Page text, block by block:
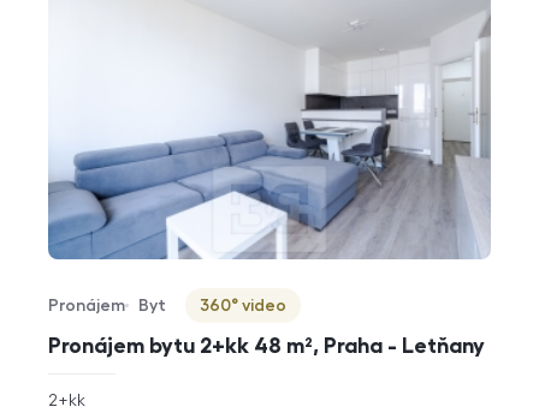
Pronájem bytu 2+kk 48 m², Praha - Letňany
Typ nabídky
Pronájem
Typ nemovitosti
Byt
Virtuální prohlídka
360° video
rozměry
2+kk